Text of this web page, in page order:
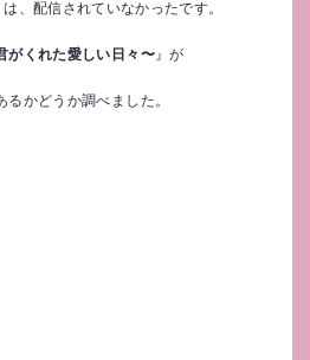
は、配信されていなかったです。
がくれた愛しい日々〜』が
かどうか調べました。